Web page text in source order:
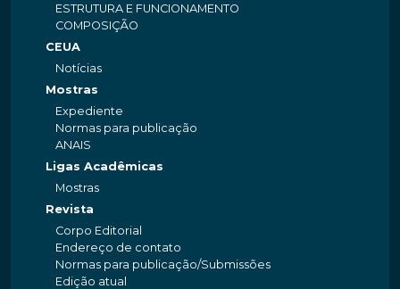
ESTRUTURA E FUNCIONAMENTO
COMPOSIÇÃO
CEUA
Notícias
Mostras
Expediente
Normas para publicação
ANAIS
Ligas Acadêmicas
Mostras
Revista
Corpo Editorial
Endereço de contato
Normas para publicação/Submissões
Edição atual